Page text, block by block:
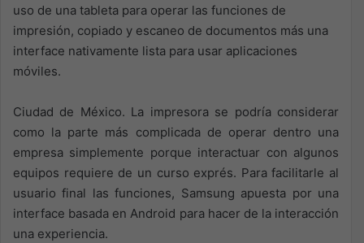
uso de una tableta para operar las funciones de
impresión, copiado y escaneo de documentos más una
interface nativamente lista para usar aplicaciones
móviles.
Ciudad de México. La impresora se podría considerar
como la parte más complicada de operar dentro una
empresa simplemente porque interactuar con algunos
equipos requiere de un curso exprés. Para facilitarle al
usuario final las funciones, Samsung apuesta por una
interface basada en Android para hacer de la interacción
una experiencia.